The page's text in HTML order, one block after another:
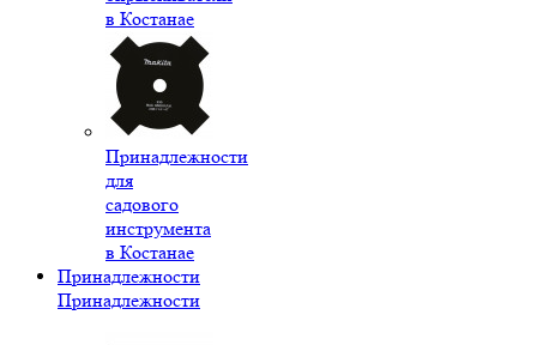
в Костанае
Принадлежности
для
садового
инструмента
в Костанае
Принадлежности
Принадлежности